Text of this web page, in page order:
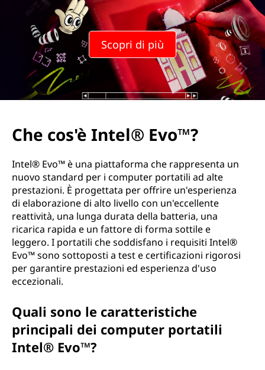
Scopri di più
Che cos'è Intel® Evo™?
Intel® Evo™ è una piattaforma che rappresenta un
nuovo standard per i computer portatili ad alte
prestazioni. È progettata per offrire un'esperienza
di elaborazione di alto livello con un'eccellente
reattività, una lunga durata della batteria, una
ricarica rapida e un fattore di forma sottile e
leggero. I portatili che soddisfano i requisiti Intel®
Evo™ sono sottoposti a test e certificazioni rigorosi
per garantire prestazioni ed esperienza d'uso
eccezionali.
Quali sono le caratteristiche
principali dei computer portatili
Intel® Evo™?